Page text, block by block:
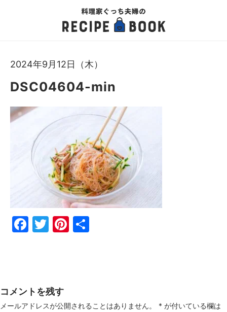
2024年9月12日（木）
DSC04604-min
Fac
Twi
Pin
コメントを残す
メールアドレスが公開されることはありません。 * が付いている欄は